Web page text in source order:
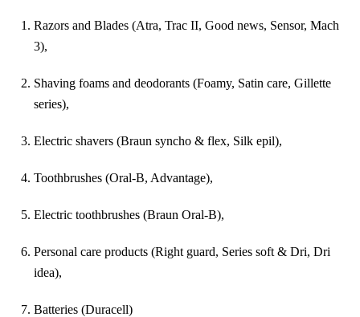
Razors and Blades (Atra, Trac II, Good news, Sensor, Mach
3),
Shaving foams and deodorants (Foamy, Satin care, Gillette
series),
Electric shavers (Braun syncho & flex, Silk epil),
Toothbrushes (Oral-B, Advantage),
Electric toothbrushes (Braun Oral-B),
Personal care products (Right guard, Series soft & Dri, Dri
idea),
Batteries (Duracell)